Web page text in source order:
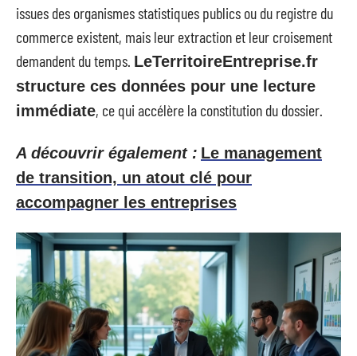
issues des organismes statistiques publics ou du registre du
commerce existent, mais leur extraction et leur croisement
demandent du temps. LeTerritoireEntreprise.fr
structure ces données pour une lecture
immédiate, ce qui accélère la constitution du dossier.
A découvrir également : Le management
de transition, un atout clé pour
accompagner les entreprises